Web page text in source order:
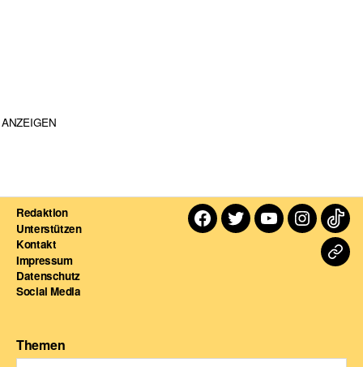
ANZEIGEN
Redaktion
Unterstützen
Kontakt
Impressum
Datenschutz
Social Media
Facebook
TwitterYoutube
Themen